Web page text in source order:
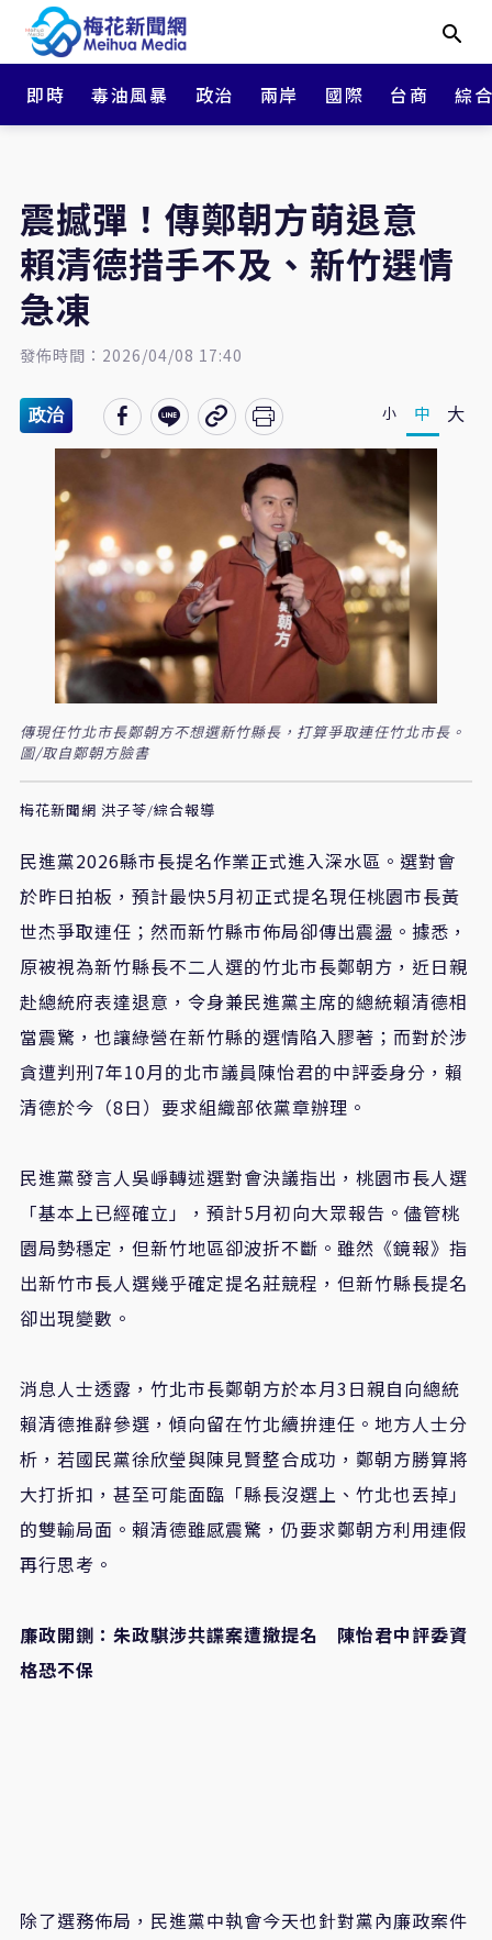
即時 毒油風暴 政治 兩岸 國際 台商 綜
震撼彈！傳鄭朝方萌退意
賴清德措手不及、新竹選情
急凍
發佈時間：2026/04/08 17:40
政治 小 中 大
傳現任竹北市長鄭朝方不想選新竹縣長，打算爭取連任竹北市長。
圖/取自鄭朝方臉書
梅花新聞網 洪子苓/綜合報導
民進黨2026縣市長提名作業正式進入深水區。選對會
於昨日拍板，預計最快5月初正式提名現任桃園市長黃
世杰爭取連任；然而新竹縣市佈局卻傳出震盪。據悉，
原被視為新竹縣長不二人選的竹北市長鄭朝方，近日親
赴總統府表達退意，令身兼民進黨主席的總統賴清德相
當震驚，也讓綠營在新竹縣的選情陷入膠著；而對於涉
貪遭判刑7年10月的北市議員陳怡君的中評委身分，賴
清德於今（8日）要求組織部依黨章辦理。
民進黨發言人吳崢轉述選對會決議指出，桃園市長人選
「基本上已經確立」，預計5月初向大眾報告。儘管桃
園局勢穩定，但新竹地區卻波折不斷。雖然《鏡報》指
出新竹市長人選幾乎確定提名莊競程，但新竹縣長提名
卻出現變數。
消息人士透露，竹北市長鄭朝方於本月3日親自向總統
賴清德推辭參選，傾向留在竹北續拚連任。地方人士分
析，若國民黨徐欣瑩與陳見賢整合成功，鄭朝方勝算將
大打折扣，甚至可能面臨「縣長沒選上、竹北也丟掉」
的雙輸局面。賴清德雖感震驚，仍要求鄭朝方利用連假
再行思考。
廉政開鍘：朱政騏涉共諜案遭撤提名 陳怡君中評委資
格恐不保
除了選務佈局，民進黨中執會今天也針對黨內廉政案件